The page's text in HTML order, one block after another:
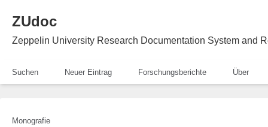
ZUdoc
Zeppelin University Research Documentation System and
Suchen Neuer Eintrag Forschungsberichte Über
Monografie